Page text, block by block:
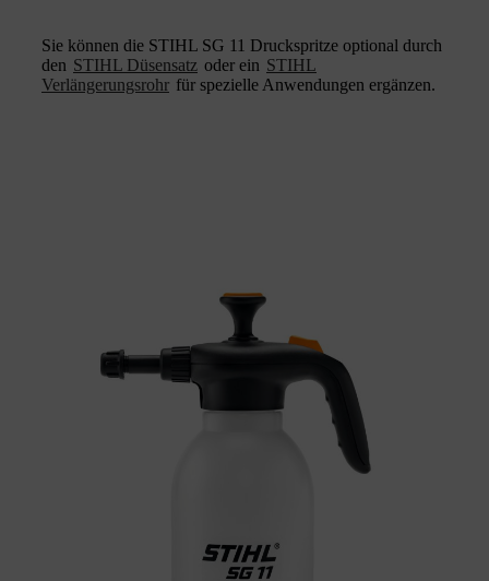
Sie können die STIHL SG 11 Druckspritze optional durch
den STIHL Düsensatz oder ein STIHL
Verlängerungsrohr für spezielle Anwendungen ergänzen.